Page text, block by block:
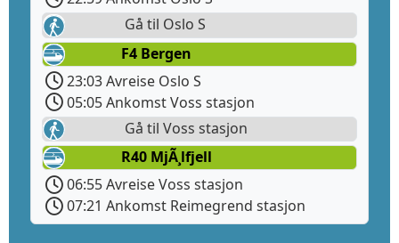
Gå til Oslo S
F4 Bergen
23:03 Avreise Oslo S
05:05 Ankomst Voss stasjon
Gå til Voss stasjon
R40 MjÃ¸lfjell
06:55 Avreise Voss stasjon
07:21 Ankomst Reimegrend stasjon